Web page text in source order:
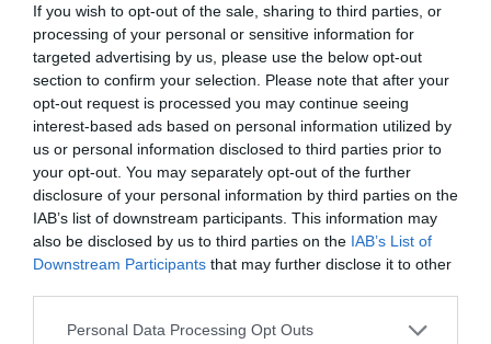
If you wish to opt-out of the sale, sharing to third parties, or
processing of your personal or sensitive information for
targeted advertising by us, please use the below opt-out
section to confirm your selection. Please note that after your
opt-out request is processed you may continue seeing
interest-based ads based on personal information utilized by
us or personal information disclosed to third parties prior to
your opt-out. You may separately opt-out of the further
disclosure of your personal information by third parties on the
IAB’s list of downstream participants. This information may
also be disclosed by us to third parties on the IAB’s List of
Downstream Participants that may further disclose it to other
Please note that this website/app uses one or more Google
Personal Data Processing Opt Outs
meginduljon a bimbóképződés. November végén amikor
megjelennek a bimbók, óvatosan szabad bolygatni a
növényt, mert a legkisebb változásra is ledobja a
virágokat. Ilyenkor tilos forgatni a növényt, és az
áthelyezésnél is óvatosnak kell lenni: jelöld meg, hogy a
hűvös pihenőhelyen milyen irányból érte a fény a
cserepet, és úgy tedd a benti, melegebb helyére.
Ne tedd fűtőtest közelébe! Ha ezeket betartod,
karácsonykor minden vendég a te virágod dicséri majd.